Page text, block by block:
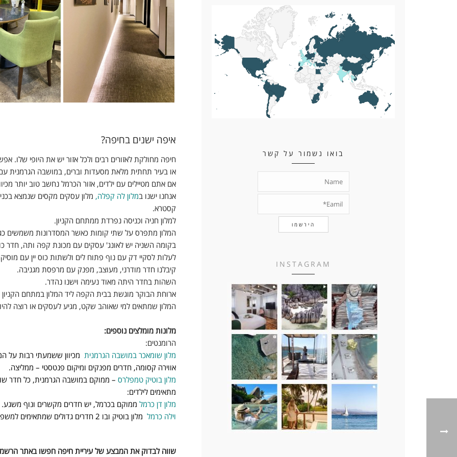
y
איפה ישנים בחיפה?
חיפה מחולקת לאזורים רבים ולכל אזור יש את היופי שלו.
או בעיר תחתית מלאת מסעדות וברים, במושבה הגרמנית
אם אתם מטיילים עם ילדים, אזור הכרמל נחשב טוב יותר
אנחנו ישנו במלון לה קפלה, מלון עסקים מקסים שנמצא
קסטרא.
למלון חניה וכניסה נפרדת ממתחם הקניון.
המלון מתפרס על שתי קומות כאשר המסדרונות משמשים
בקומה השניה יש לאונג' עסקים עם מכונת קפה ותה, חדר
לעלות לסקיי דק עם נוף פתוח לים ולשתות כוס יין עם
קיבלנו חדר מודרני, מעוצב, מפנק עם מרפסת מגניבה.
השהות בחדר היתה מאוד נעימה וישנו נהדר.
ארוחת הבוקר מוגשת בבית הקפה ליד המלון במתחם
המלון שמתאים למי שאוהב שקט, מגיע לעסקים או רוצה
מלונות מומלצים נוספים:
הרומנטים:
מלון שומאכר במושבה הגרמנית מכיוון ששמעתי רבות על
אווירה קסומה, חדרים מפנקים ומיקום פנטסטי – ממליצה.
מלון בוטיק טמפלרס – ממוקם במושבה הגרמנית, כל חדר
מתאימים לילדים:
מלון דן כרמל ממוקם בכרמל, יש חדרים מקשרים ונוף משגע.
וילה כרמל מלון בוטיק ובו 2 חדרים גדולים שמתאימים למשפחות.
שווה לבדוק את המבצע של עיריית חיפה חפשו באתר
בואו נשמור על קשר
INSTAGRAM